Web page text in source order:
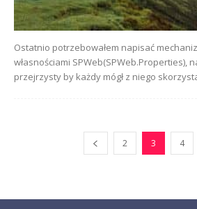
Ostatnio potrzebowałem napisać
własnościami SPWeb(SPWeb.Properties),
przejrzysty by każdy mógł z niego
2 3 4